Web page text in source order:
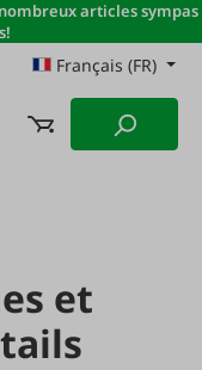
articles sympas
Français (FR)
et